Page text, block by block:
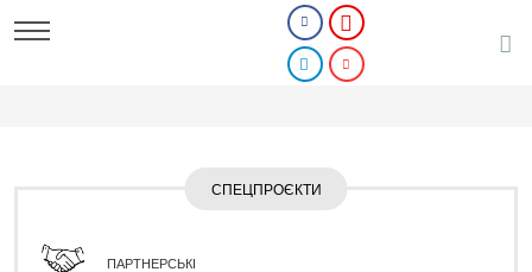
СПЕЦПРОЄКТИ
ПАРТНЕРСЬКІ